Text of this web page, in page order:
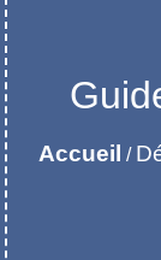
Accueil /